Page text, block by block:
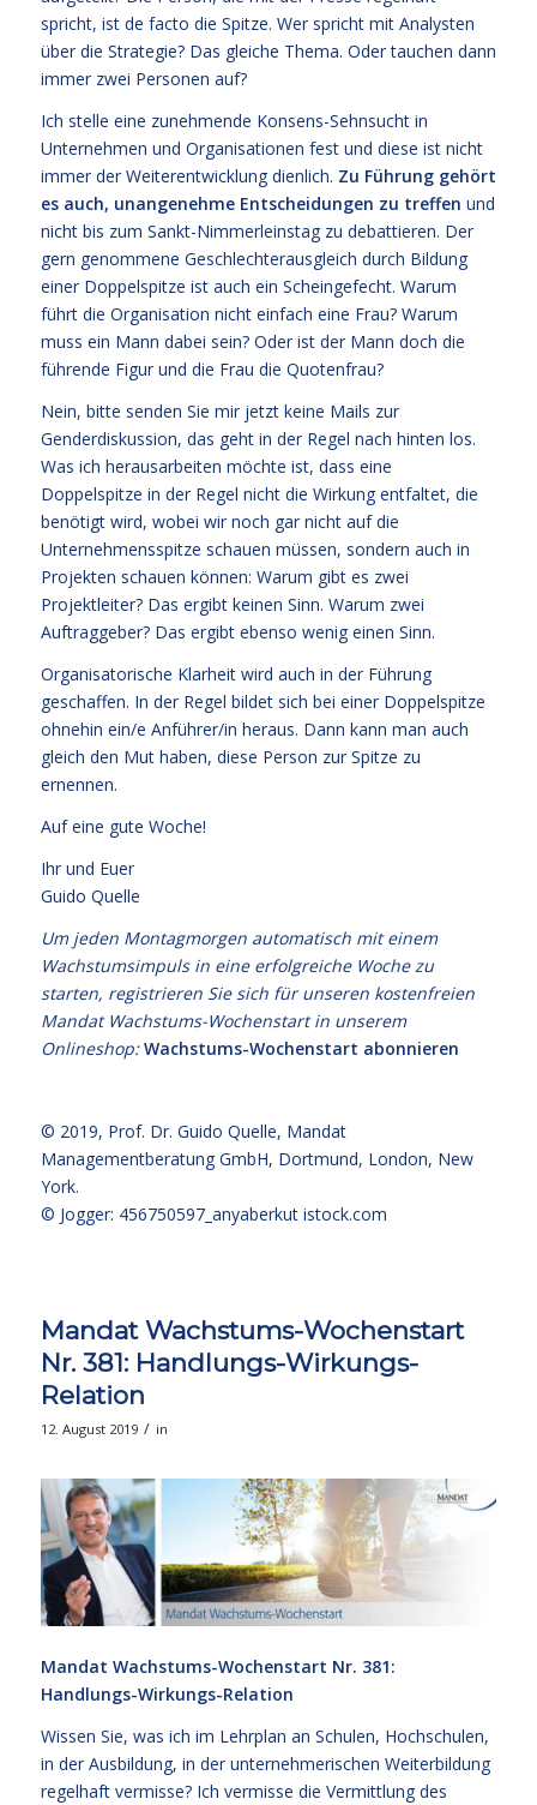
spricht, ist de facto die Spitze. Wer spricht mit Analysten
über die Strategie? Das gleiche Thema. Oder tauchen dann
immer zwei Personen auf?
Ich stelle eine zunehmende Konsens-Sehnsucht in
Unternehmen und Organisationen fest und diese ist nicht
immer der Weiterentwicklung dienlich. Zu Führung gehört
es auch, unangenehme Entscheidungen zu treffen und
nicht bis zum Sankt-Nimmerleinstag zu debattieren. Der
gern genommene Geschlechterausgleich durch Bildung
einer Doppelspitze ist auch ein Scheingefecht. Warum
führt die Organisation nicht einfach eine Frau? Warum
muss ein Mann dabei sein? Oder ist der Mann doch die
führende Figur und die Frau die Quotenfrau?
Nein, bitte senden Sie mir jetzt keine Mails zur
Genderdiskussion, das geht in der Regel nach hinten los.
Was ich herausarbeiten möchte ist, dass eine
Doppelspitze in der Regel nicht die Wirkung entfaltet, die
benötigt wird, wobei wir noch gar nicht auf die
Unternehmensspitze schauen müssen, sondern auch in
Projekten schauen können: Warum gibt es zwei
Projektleiter? Das ergibt keinen Sinn. Warum zwei
Auftraggeber? Das ergibt ebenso wenig einen Sinn.
Organisatorische Klarheit wird auch in der Führung
geschaffen. In der Regel bildet sich bei einer Doppelspitze
ohnehin ein/e Anführer/in heraus. Dann kann man auch
gleich den Mut haben, diese Person zur Spitze zu
ernennen.
Auf eine gute Woche!
Ihr und Euer
Guido Quelle
Um jeden Montagmorgen automatisch mit einem
Wachstumsimpuls in eine erfolgreiche Woche zu
starten, registrieren Sie sich für unseren kostenfreien
Mandat Wachstums-Wochenstart in unserem
Onlineshop:Wachstums-Wochenstart abonnieren
© 2019, Prof. Dr. Guido Quelle, Mandat
Managementberatung GmbH, Dortmund, London, New
York.
© Jogger: 456750597_anyaberkut istock.com
Mandat Wachstums-Wochenstart
Nr. 381: Handlungs-Wirkungs-
Relation
12. August 2019 / in
Mandat Wachstums-Wochenstart Nr. 381:
Handlungs-Wirkungs-Relation
Wissen Sie, was ich im Lehrplan an Schulen, Hochschulen,
in der Ausbildung, in der unternehmerischen Weiterbildung
regelhaft vermisse? Ich vermisse die Vermittlung des